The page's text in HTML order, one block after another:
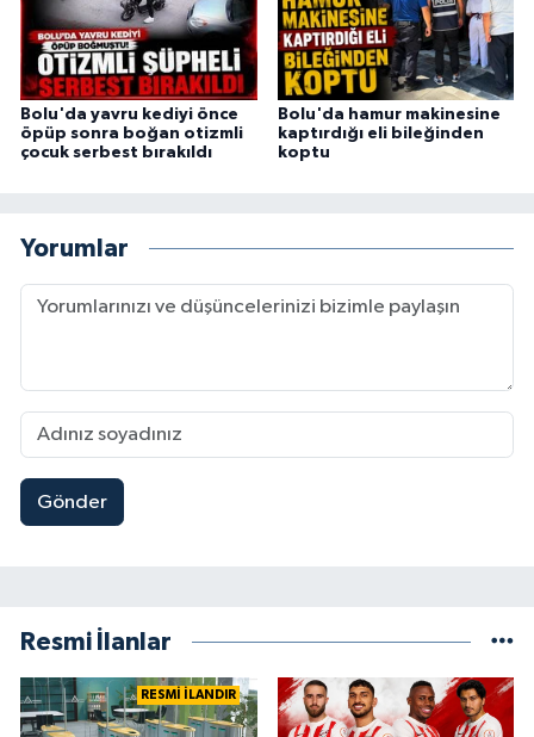
Bolu'da yavru kediyi önce
öpüp sonra boğan otizmli
çocuk serbest bırakıldı
Bolu'da hamur makinesine
kaptırdığı eli bileğinden
koptu
Yorumlar
Gönder
Resmi İlanlar
RESMİ İLANDIR